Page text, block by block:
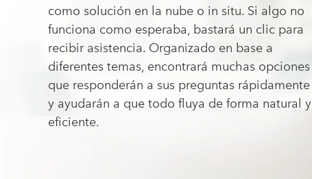
como solución en la nube o in situ. Si algo no
funciona como esperaba, bastará un clic para
recibir asistencia. Organizado en base a
diferentes temas, encontrará muchas opciones
que responderán a sus preguntas rápidamente
y ayudarán a que todo fluya de forma natural y
eficiente.